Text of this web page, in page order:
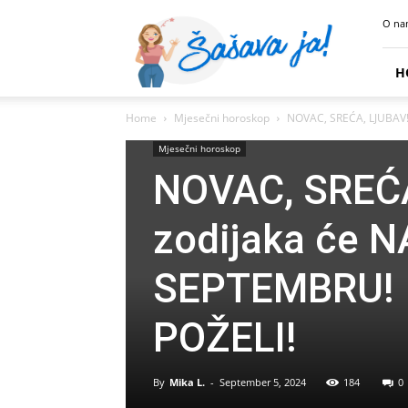
Ja
O
Home Mjesečni horoskop NOVAC, SREĆA,
Mjesečni horoskop
NOVAC,
zodijaka će
POŽELI!
By Mika L. - September 5, 2024 184 0